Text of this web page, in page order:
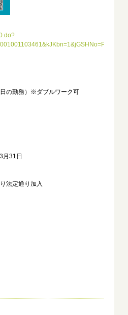
の勤務）※ダブルワーク可
月31日
法定通り加入